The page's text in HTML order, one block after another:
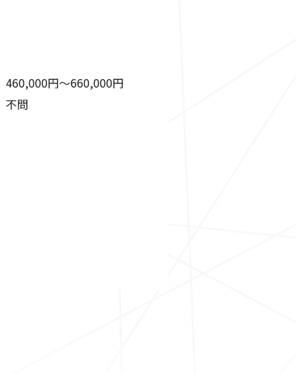
460,000円〜660,000円
不問